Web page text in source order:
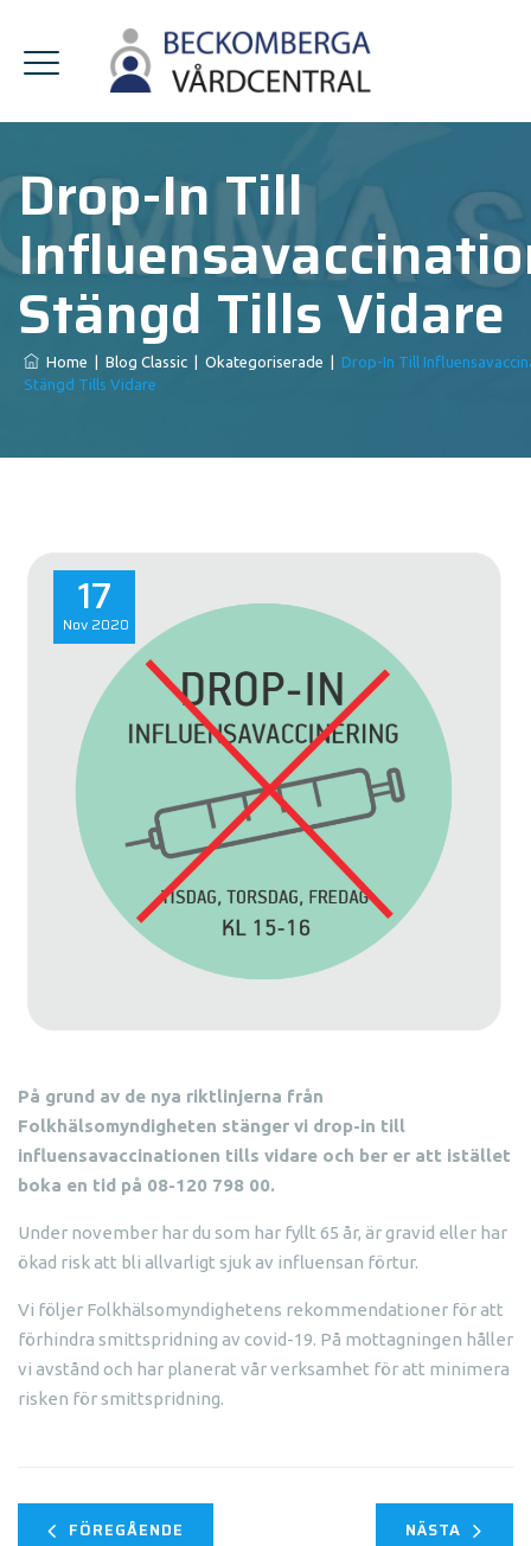
Drop-In Till
Stängd Tills Vidare
Home Blog Classic Okategoriserade
Drop-In Till
Stängd Tills Vidare
17
Nov 2020
På grund av de nya riktlinjerna från
Folkhälsomyndigheten stänger vi drop-in till
influensavaccinationen tills vidare och ber er att istället
boka en tid på 08-120 798 00.
Under november har du som har fyllt 65 år, är gravid eller har
ökad risk att bli allvarligt sjuk av influensan förtur.
Vi följer Folkhälsomyndighetens rekommendationer för att
förhindra smittspridning av covid-19. På mottagningen håller
vi avstånd och har planerat vår verksamhet för att minimera
risken för smittspridning.
FÖREGÅENDE NÄSTA